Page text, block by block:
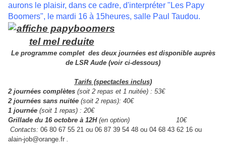
aurons le plaisir, dans ce cadre, d'interpréter "Les Papy
Boomers", le mardi 16 à 15heures, salle Paul Taudou.
Le programme complet des deux journées est disponible auprès
de LSR Aude (voir ci-dessous)
Tarifs (spectacles inclus)
2 journées complètes (soit 2 repas et 1 nuitée) : 53€
2 journées sans nuitée (soit 2 repas): 40€
1 journée (soit 1 repas) : 20€
Grillade du 16 octobre à 12H (en option)
10€
Contacts: 06 80 67 55 21 ou 06 87 39 54 48 ou 04 68 43 62 16 ou
alain-job@orange.fr .